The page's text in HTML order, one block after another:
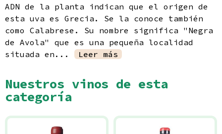
ADN de la planta indican que el origen de
esta uva es Grecia. Se la conoce también
como Calabrese. Su nombre significa "Negra
de Avola" que es una pequeña localidad
situada en...
Leer más
Nuestros vinos de esta
categoría